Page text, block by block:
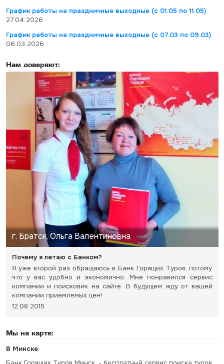
График работы на праздничные выходные (с 01.05 по 11.05)
27.04.2026
График работы на праздничные выходные (с 07.03 по 09.03)
06.03.2026
Нам доверяют:
г. Братск, Ольга Валентиновна
Почему я летаю с Банком?
Я уже второй раз обращаюсь в Банк Горящих Туров, потому
что у вас удобно и экономично. Мне понравился сервис
компании и поисковик на сайте. В будущем жду от вашей
компании приемлемых цен!
12.08.2015
Мы на карте:
В Минске: